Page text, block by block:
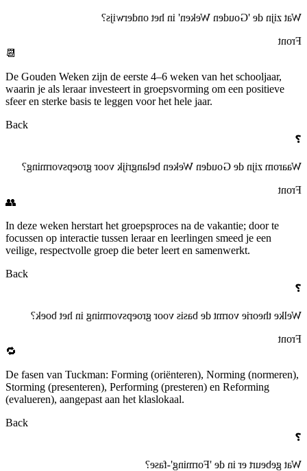
Wat zijn de 'Gouden Weken' in het onderwijs?
Front
📆
De Gouden Weken zijn de eerste 4–6 weken van het schooljaar,
waarin je als leraar investeert in groepsvorming om een positieve
sfeer en sterke basis te leggen voor het hele jaar.
Back
❓
Waarom zijn de Gouden Weken belangrijk voor groepsvorming?
Front
👥
In deze weken herstart het groepsproces na de vakantie; door te
focussen op interactie tussen leraar en leerlingen smeed je een
veilige, respectvolle groep die beter leert en samenwerkt.
Back
❓
Welke theorie vormt de basis voor groepsvorming in het boek?
Front
🔁
De fasen van Tuckman: Forming (oriënteren), Norming (normeren),
Storming (presenteren), Performing (presteren) en Reforming
(evalueren), aangepast aan het klaslokaal.
Back
❓
Wat gebeurt er in de 'Forming'-fase?